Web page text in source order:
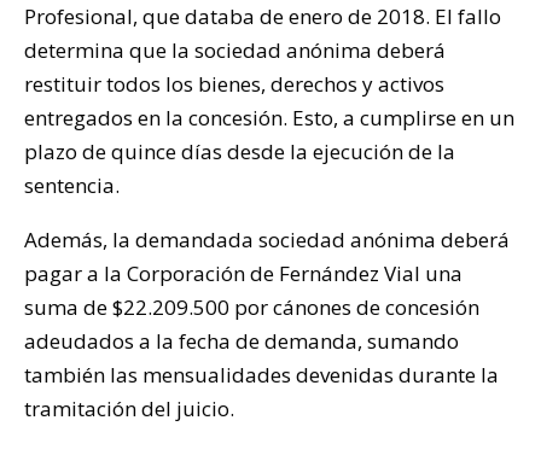
Profesional, que databa de enero de 2018. El fallo
determina que la sociedad anónima deberá
restituir todos los bienes, derechos y activos
entregados en la concesión. Esto, a cumplirse en un
plazo de quince días desde la ejecución de la
sentencia.
Además, la demandada sociedad anónima deberá
pagar a la Corporación de Fernández Vial una
suma de $22.209.500 por cánones de concesión
adeudados a la fecha de demanda, sumando
también las mensualidades devenidas durante la
tramitación del juicio.